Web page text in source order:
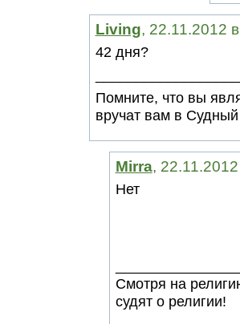
Living, 22.11.2012
42 дня?
Помните, что вы
вручат вам в
Mirra,
Нет
Смотря на
судят о религии!